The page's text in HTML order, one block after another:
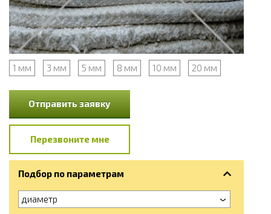
1 мм 3 мм 5 мм 8 мм 10 мм 20 мм
Отправить заявку
Перезвоните мне
Подбор по параметрам
диаметр